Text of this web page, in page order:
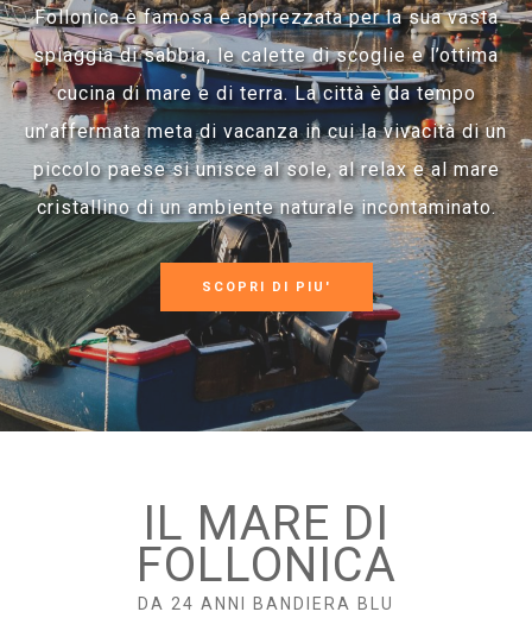
Follonica è famosa e apprezzata per la sua vasta
spiaggia di sabbia, le calette di scoglie e l’ottima
cucina di mare e di terra. La città è da tempo
un’affermata meta di vacanza in cui la vivacità di un
piccolo paese si unisce al sole, al relax e al mare
cristallino di un ambiente naturale incontaminato.
SCOPRI DI PIU'
IL MARE DI
FOLLONICA
DA 24 ANNI BANDIERA BLU